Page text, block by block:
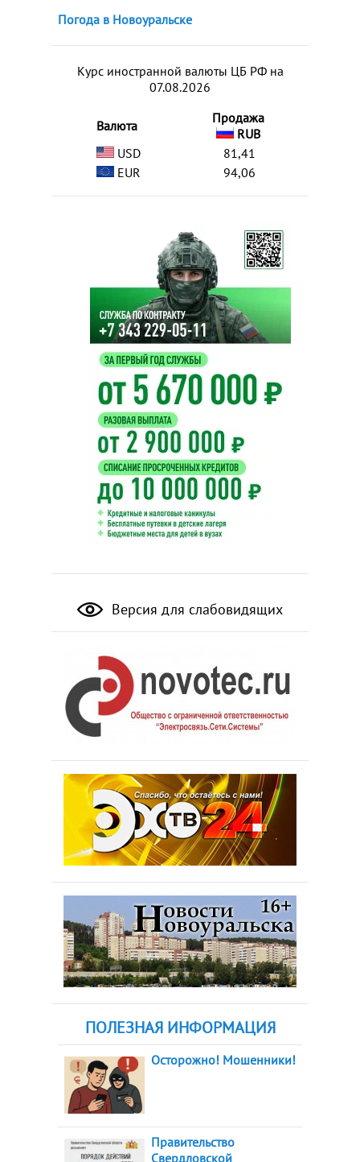
Погода в Новоуральске
Курс иностранной валюты ЦБ РФ на
07.08.2026
Валюта
Продажа
RUB
USD
81,41
EUR
94,06
Версия для слабовидящих
ПОЛЕЗНАЯ ИНФОРМАЦИЯ
Осторожно! Мошенники!
Правительство
Свердловской